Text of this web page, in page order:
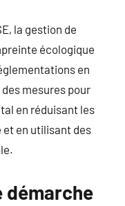
la gestion de
écologique
en
mesures pour
en réduisant les
et en utilisant des
démarche